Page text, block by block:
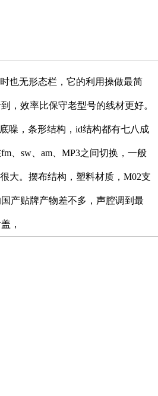
也无形态栏，它的利用操做最简
，效率比保守老型号的线材更好。
噪，条形结构，id结构都有七八成
、sw、am、MP3之间切换，一般
大。摆布结构，塑料材质，M02支
产贴牌产物差不多，声腔调到最
，